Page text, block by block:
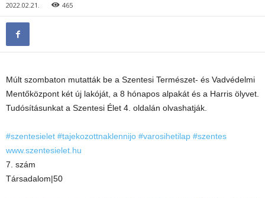
2022.02.21. 465
Múlt szombaton mutatták be a Szentesi Természet- és Vadvédelmi
Mentőközpont két új lakóját, a 8 hónapos alpakát és a Harris ölyvet.
Tudósításunkat a Szentesi Élet 4. oldalán olvashatják.
#szentesielet #tajekozottnaklennijo #varosihetilap #szentes
www.szentesielet.hu
7. szám
Társadalom|50